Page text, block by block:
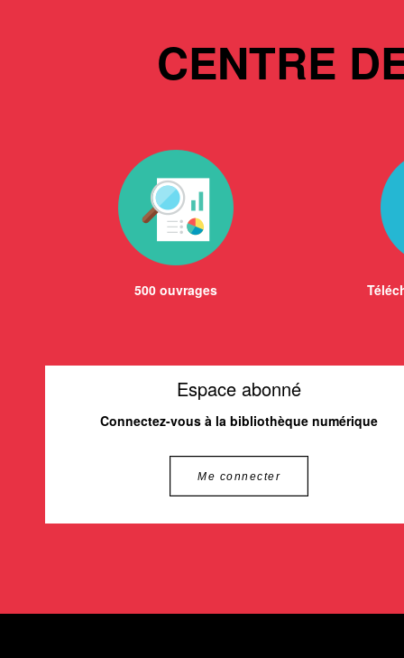
CENTRE
500 ouvrages
Espace abonné
Connectez-vous à la bibliothèque numérique
Me connecter